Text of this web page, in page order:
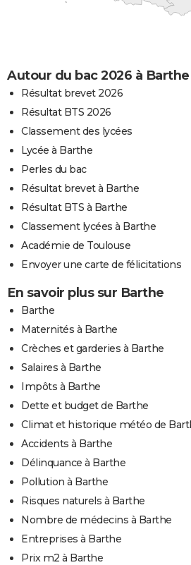
Autour du bac 2026 à Barthe
Résultat brevet 2026
Résultat BTS 2026
Classement des lycées
Lycée à Barthe
Perles du bac
Résultat brevet à Barthe
Résultat BTS à Barthe
Classement lycées à Barthe
Académie de Toulouse
Envoyer une carte de félicitations
En savoir plus sur Barthe
Barthe
Maternités à Barthe
Crèches et garderies à Barthe
Salaires à Barthe
Impôts à Barthe
Dette et budget de Barthe
Climat et historique météo de
Accidents à Barthe
Délinquance à Barthe
Pollution à Barthe
Risques naturels à Barthe
Nombre de médecins à Barthe
Entreprises à Barthe
Prix m2 à Barthe